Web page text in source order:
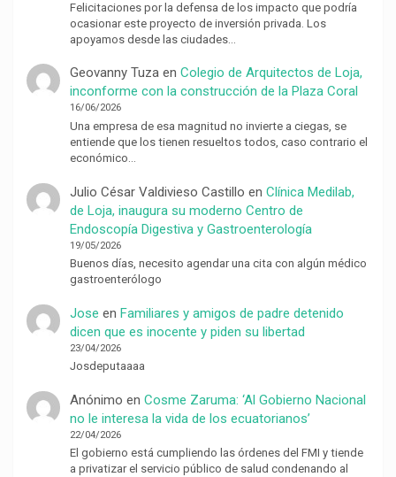
Felicitaciones por la defensa de los impacto que podría
ocasionar este proyecto de inversión privada. Los
apoyamos desde las ciudades…
Geovanny Tuzaen Colegio de Arquitectos de Loja,
inconforme con la construcción de la Plaza Coral
16/06/2026
Una empresa de esa magnitud no invierte a ciegas, se
entiende que los tienen resueltos todos, caso contrario el
económico…
Julio César Valdivieso Castillo en Clínica Medilab,
de Loja, inaugura su moderno Centro de
Endoscopía Digestiva y Gastroenterología
19/05/2026
Buenos días, necesito agendar una cita con algún médico
gastroenterólogo
Jose en Familiares y amigos de padre detenido
dicen que es inocente y piden su libertad
23/04/2026
Josdeputaaaa
Anónimo en Cosme Zaruma: ‘Al Gobierno Nacional
no le interesa la vida de los ecuatorianos’
22/04/2026
El gobierno está cumpliendo las órdenes del FMI y tiende
a privatizar el servicio público de salud condenando al